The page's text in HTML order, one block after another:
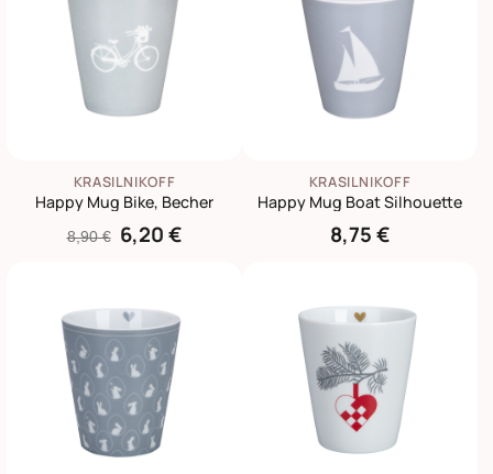
KRASILNIKOFF
Happy Mug Bike, Becher
8,90 € 6,20 €
KRASILNIKOFF
Happy Mug Boat Silhouette
8,75 €